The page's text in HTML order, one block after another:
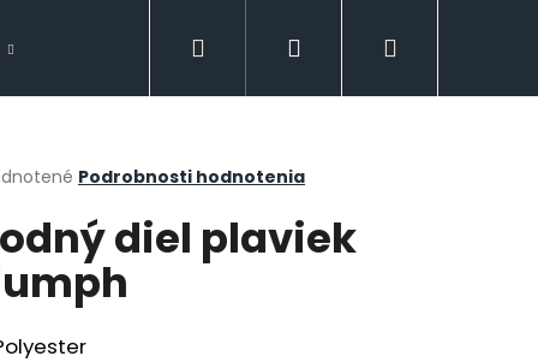
Spodná bielizeň
Hľadať Prihlásenie
Podrobnosti hodnotenia
diel plaviek